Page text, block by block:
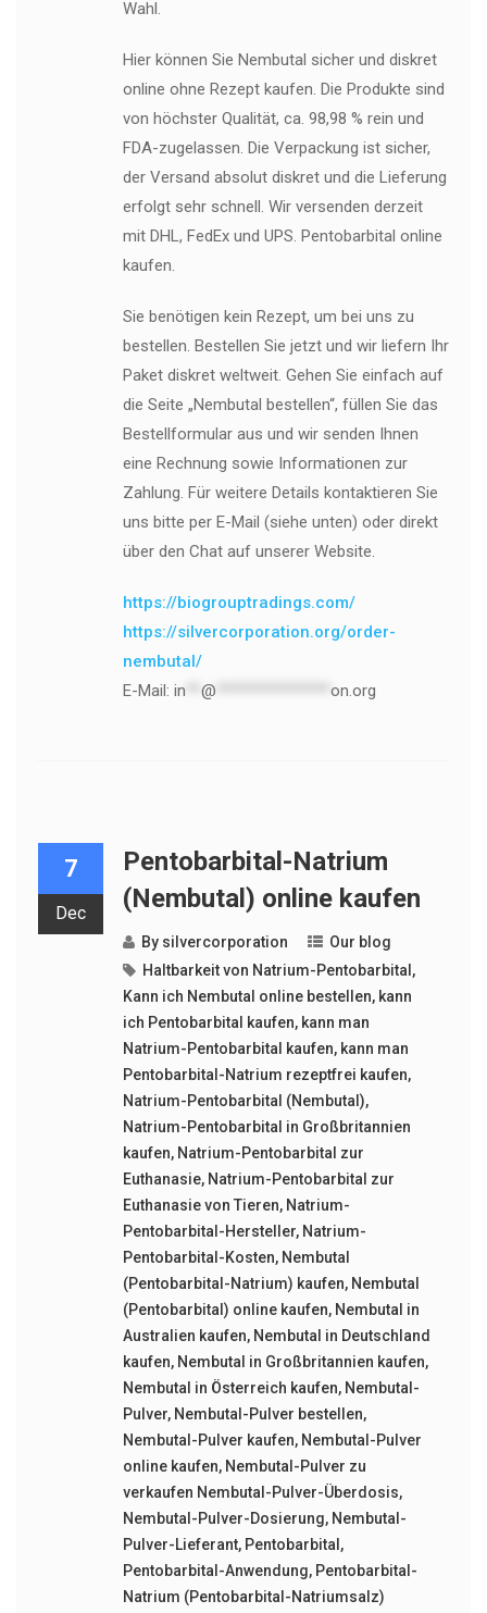
Wahl.
Hier können Sie Nembutal sicher und diskret
online ohne Rezept kaufen. Die Produkte sind
von höchster Qualität, ca. 98,98 % rein und
FDA-zugelassen. Die Verpackung ist sicher,
der Versand absolut diskret und die Lieferung
erfolgt sehr schnell. Wir versenden derzeit
mit DHL, FedEx und UPS. Pentobarbital online
kaufen.
Sie benötigen kein Rezept, um bei uns zu
bestellen. Bestellen Sie jetzt und wir liefern Ihr
Paket diskret weltweit. Gehen Sie einfach auf
die Seite „Nembutal bestellen“, füllen Sie das
Bestellformular aus und wir senden Ihnen
eine Rechnung sowie Informationen zur
Zahlung. Für weitere Details kontaktieren Sie
uns bitte per E-Mail (siehe unten) oder direkt
über den Chat auf unserer Website.
https://biogrouptradings.com/
https://silvercorporation.org/order-
nembutal/
E-Mail: in @ on.org
7
Dec
Pentobarbital-Natrium
(Nembutal) online kaufen
By silvercorporation
Our blog
Haltbarkeit von Natrium-Pentobarbital ,
Kann ich Nembutal online bestellen, kann
ich Pentobarbital kaufen, kann man
Natrium-Pentobarbital kaufen, kann man
Pentobarbital-Natrium rezeptfrei kaufen,
Natrium-Pentobarbital (Nembutal),
Natrium-Pentobarbital in Großbritannien
kaufen, Natrium-Pentobarbital zur
Euthanasie, Natrium-Pentobarbital zur
Euthanasie von Tieren, Natrium-
Pentobarbital-Hersteller, Natrium-
Pentobarbital-Kosten, Nembutal
(Pentobarbital-Natrium) kaufen, Nembutal
(Pentobarbital) online kaufen, Nembutal in
Australien kaufen, Nembutal in Deutschland
kaufen, Nembutal in Großbritannien kaufen,
Nembutal in Österreich kaufen, Nembutal-
Pulver, Nembutal-Pulver bestellen,
Nembutal-Pulver kaufen, Nembutal-Pulver
online kaufen, Nembutal-Pulver zu
verkaufen Nembutal-Pulver-Überdosis,
Nembutal-Pulver-Dosierung, Nembutal-
Pulver-Lieferant, Pentobarbital ,
Pentobarbital-Anwendung, Pentobarbital-
Natrium (Pentobarbital-Natriumsalz)